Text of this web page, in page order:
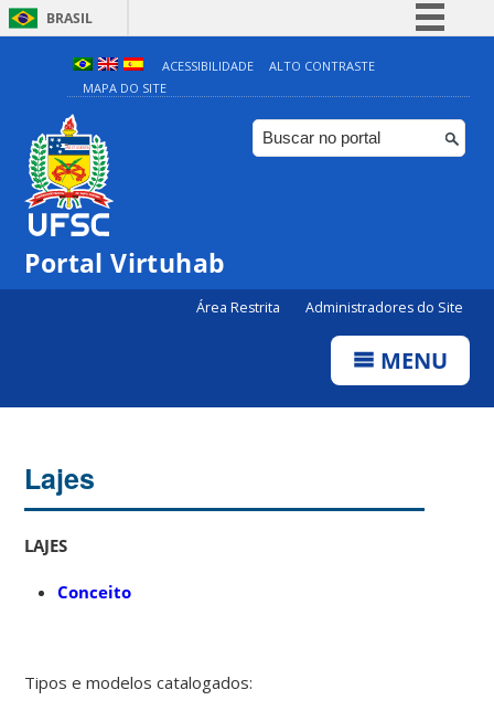
BRASIL
Simplifique!
Comunica BR
Participe
ACESSIBILIDADE
ALTO CONTRASTE
MAPA DO SITE
Portal Virtuhab
Área Restrita Administradores do Site
MENU
Lajes
LAJES
Conceito
Tipos e modelos catalogados: